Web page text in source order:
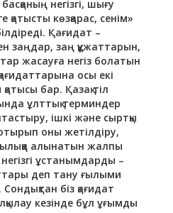
негізгі, шығу
қатысты көзқарас, сенім»
Қағидат –
заңдар, заң құжаттарын,
жасауға негіз болатын
осы екі
бар. Қазақ тіл
ұлттық терминдер
ішкі және сыртқы
оны жетілдіру,
алынатын жалпы
ұстанымдарды –
деп тану ғылыми
біз қағидат
кезінде бұл ұғымды